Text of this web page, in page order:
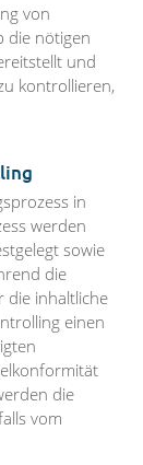
von
die nötigen
und
kontrollieren,
in
werden
sowie
die
die inhaltliche
einen
die
vom